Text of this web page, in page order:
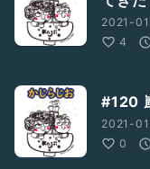
2021-
4
#120
2021-
0